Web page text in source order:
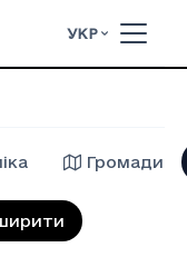
УКР
Громади